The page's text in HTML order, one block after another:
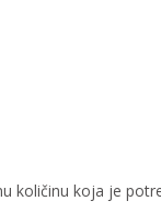
količinu koja je